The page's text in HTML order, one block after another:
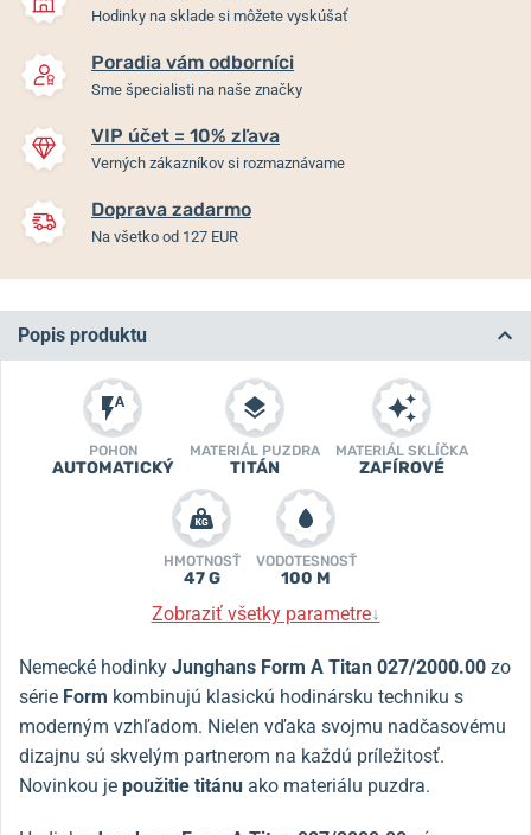
Hodinky na sklade si môžete vyskúšať
Poradia vám odborníci
Sme špecialisti na naše značky
VIP účet = 10% zľava
Verných zákazníkov si rozmaznávame
Doprava zadarmo
Na všetko od 127 EUR
Popis produktu
POHON
AUTOMATICKÝ
MATERIÁL PUZDRA
TITÁN
MATERIÁL SKLÍČKA
ZAFÍROVÉ
HMOTNOSŤ
47 G
VODOTESNOSŤ
100 M
Zobraziť všetky parametre↓
Nemecké hodinky Junghans Form A Titan 027/2000.00 zo
série Form kombinujú klasickú hodinársku techniku s
moderným vzhľadom. Nielen vďaka svojmu nadčasovému
dizajnu sú skvelým partnerom na každú príležitosť.
Novinkou je použitie titánu ako materiálu puzdra.